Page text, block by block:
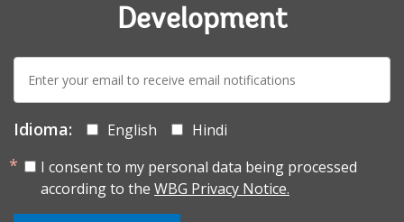
Development
mail:
Idioma: English
Hindi
I consent to my personal data being processed
according to the WBG Privacy Notice.